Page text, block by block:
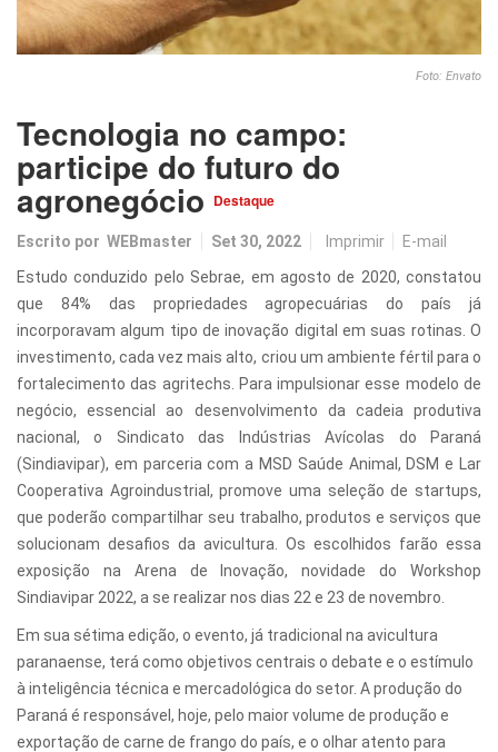
Foto: Envato
Tecnologia no campo:
participe do futuro do
agronegócio Destaque
Escrito por WEBmaster Set 30, 2022 Imprimir E-mail
Estudo conduzido pelo Sebrae, em agosto de 2020, constatou
que 84% das propriedades agropecuárias do país já
incorporavam algum tipo de inovação digital em suas rotinas. O
investimento, cada vez mais alto, criou um ambiente fértil para o
fortalecimento das agritechs. Para impulsionar esse modelo de
negócio, essencial ao desenvolvimento da cadeia produtiva
nacional, o Sindicato das Indústrias Avícolas do Paraná
(Sindiavipar), em parceria com a MSD Saúde Animal, DSM e Lar
Cooperativa Agroindustrial, promove uma seleção de startups,
que poderão compartilhar seu trabalho, produtos e serviços que
solucionam desafios da avicultura. Os escolhidos farão essa
exposição na Arena de Inovação, novidade do Workshop
Sindiavipar 2022, a se realizar nos dias 22 e 23 de novembro.
Em sua sétima edição, o evento, já tradicional na avicultura
paranaense, terá como objetivos centrais o debate e o estímulo
à inteligência técnica e mercadológica do setor. A produção do
Paraná é responsável, hoje, pelo maior volume de produção e
exportação de carne de frango do país, e o olhar atento para